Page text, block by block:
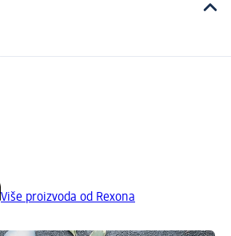
Više proizvoda od Rexona